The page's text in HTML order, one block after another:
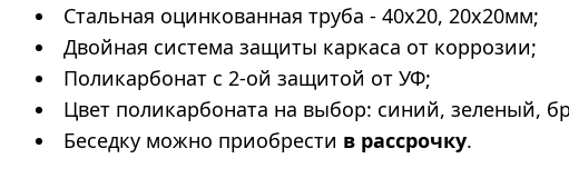
Стальная оцинкованная труба - 40х20, 20х20мм;
Двойная система защиты каркаса от коррозии;
Поликарбонат с 2-ой защитой от УФ;
Цвет поликарбоната на выбор: синий, зеленый,
Беседку можно приобрести в рассрочку.